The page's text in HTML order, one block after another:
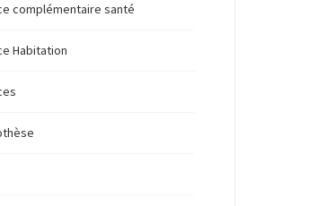
complémentaire santé
Habitation